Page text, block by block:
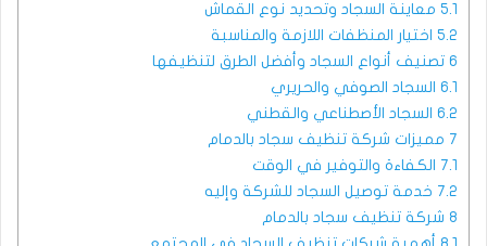
5.1 معاينة السجاد وتحديد نوع القماش
5.2 اختيار المنظفات اللازمة والمناسبة
6 تصنيف أنواع السجاد وأفضل الطرق لتنظيفها
6.1 السجاد الصوفي والحريري
6.2 السجاد الأصطناعي والقطني
7 مميزات شركة تنظيف سجاد بالدمام
7.1 الكفاءة والتوفير في الوقت
7.2 خدمة توصيل السجاد للشركة وإليه
8 شركة تنظيف سجاد بالدمام